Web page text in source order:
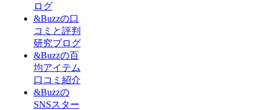
ログ
&Buzzの口
コミと評判
研究ブログ
&Buzzの百
均アイテム
口コミ紹介
&Buzzの
SNSスター